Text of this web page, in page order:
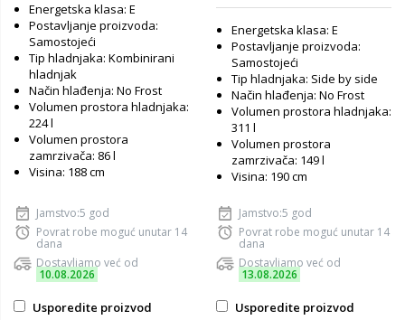
Energetska klasa: E
Postavljanje proizvoda:
Samostojeći
Tip hladnjaka: Kombinirani
hladnjak
Način hlađenja: No Frost
Volumen prostora hladnjaka:
224 l
Volumen prostora
zamrzivača: 86 l
Visina: 188 cm
Jamstvo:5 god
Povrat robe moguć unutar 14
dana
Dostavljamo već od
10.08.2026
Usporedite proizvod
Energetska klasa: E
Postavljanje proizvoda:
Samostojeći
Tip hladnjaka: Side by side
Način hlađenja: No Frost
Volumen prostora hladnjaka:
311 l
Volumen prostora
zamrzivača: 149 l
Visina: 190 cm
Jamstvo:5 god
Povrat robe moguć unutar 14
dana
Dostavljamo već od
13.08.2026
Usporedite proizvod